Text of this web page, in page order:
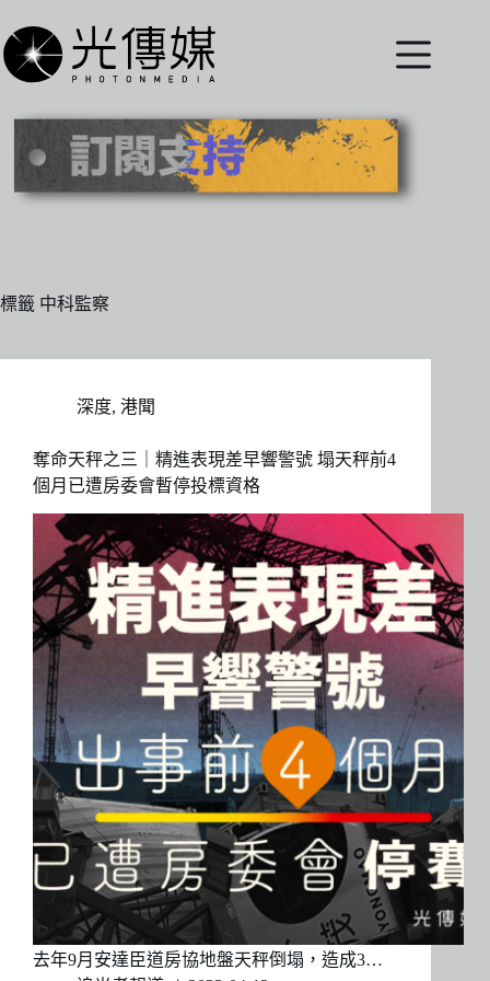
至
主
內
標籤 中科監察
深度, 港聞
奪命天秤之三｜精進表現差早響警號 塌天秤前4
個月已遭房委會暫停投標資格
去年9月安達臣道房協地盤天秤倒塌，造成3…